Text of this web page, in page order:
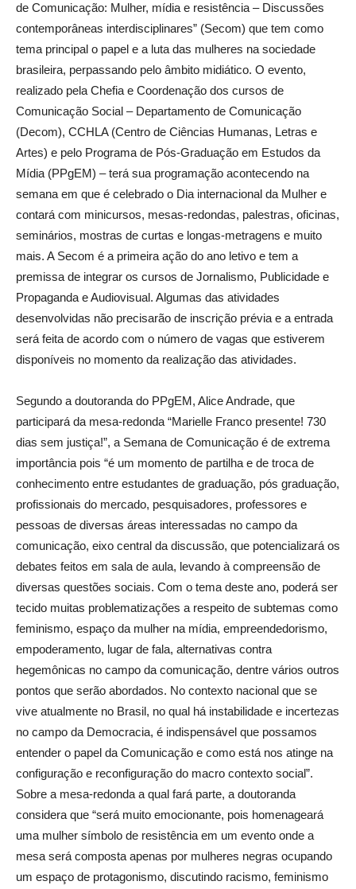
de Comunicação: Mulher, mídia e resistência – Discussões
contemporâneas interdisciplinares” (Secom) que tem como
tema principal o papel e a luta das mulheres na sociedade
brasileira, perpassando pelo âmbito midiático. O evento,
realizado pela Chefia e Coordenação dos cursos de
Comunicação Social – Departamento de Comunicação
(Decom), CCHLA (Centro de Ciências Humanas, Letras e
Artes) e pelo Programa de Pós-Graduação em Estudos da
Mídia (PPgEM) – terá sua programação acontecendo na
semana em que é celebrado o Dia internacional da Mulher e
contará com minicursos, mesas-redondas, palestras, oficinas,
seminários, mostras de curtas e longas-metragens e muito
mais. A Secom é a primeira ação do ano letivo e tem a
premissa de integrar os cursos de Jornalismo, Publicidade e
Propaganda e Audiovisual. Algumas das atividades
desenvolvidas não precisarão de inscrição prévia e a entrada
será feita de acordo com o número de vagas que estiverem
disponíveis no momento da realização das atividades.
Segundo a doutoranda do PPgEM, Alice Andrade, que
participará da mesa-redonda “Marielle Franco presente! 730
dias sem justiça!”, a Semana de Comunicação é de extrema
importância pois “é um momento de partilha e de troca de
conhecimento entre estudantes de graduação, pós graduação,
profissionais do mercado, pesquisadores, professores e
pessoas de diversas áreas interessadas no campo da
comunicação, eixo central da discussão, que potencializará os
debates feitos em sala de aula, levando à compreensão de
diversas questões sociais. Com o tema deste ano, poderá ser
tecido muitas problematizações a respeito de subtemas como
feminismo, espaço da mulher na mídia, empreendedorismo,
empoderamento, lugar de fala, alternativas contra
hegemônicas no campo da comunicação, dentre vários outros
pontos que serão abordados. No contexto nacional que se
vive atualmente no Brasil, no qual há instabilidade e incertezas
no campo da Democracia, é indispensável que possamos
entender o papel da Comunicação e como está nos atinge na
configuração e reconfiguração do macro contexto social”.
Sobre a mesa-redonda a qual fará parte, a doutoranda
considera que “será muito emocionante, pois homenageará
uma mulher símbolo de resistência em um evento onde a
mesa será composta apenas por mulheres negras ocupando
um espaço de protagonismo, discutindo racismo, feminismo